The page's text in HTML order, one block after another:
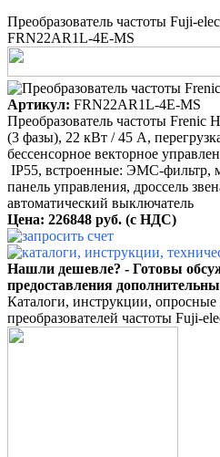
Преобразователь частоты Fuji-
FRN22AR1L-4E-MS
Артикул: FRN22AR1L-4E-MS
Преобразователь частоты Frenic
(3 фазы), 22 кВт / 45 A,
бессенсорное векторное
IP55, встроенные: ЭМС-фильтр,
панель управления, дроссель
автоматический выключатель
Цена: 226848 руб. (с НДС)
Нашли дешевле? - Готовы
предоставления
Каталоги, инструкции, опросные
преобразователей частоты Fuji-